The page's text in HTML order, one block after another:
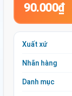
90.000₫
Xuất xứ
Nhãn hàng
Danh mục